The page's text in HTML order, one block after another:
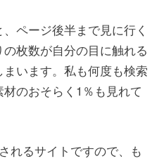
ページ後半まで見に行く
枚数が自分の目に触れる
います。私も何度も検索
のおそらく1％も見れて
れるサイトですので、も